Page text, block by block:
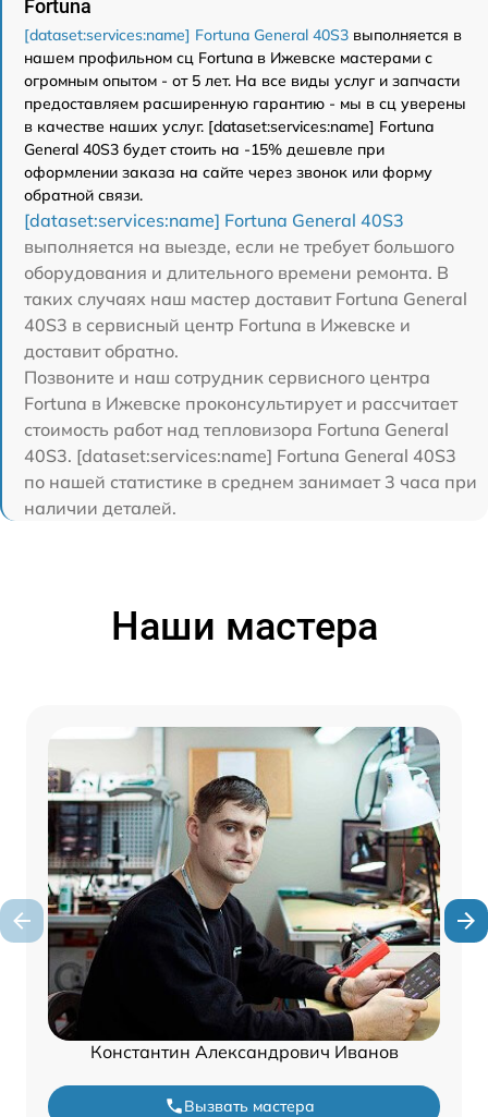
Fortuna
[dataset:services:name] Fortuna General 40S3 выполняется в
нашем профильном сц Fortuna в Ижевске мастерами с
огромным опытом - от 5 лет. На все виды услуг и запчасти
предоставляем расширенную гарантию - мы в сц уверены
в качестве наших услуг. [dataset:services:name] Fortuna
General 40S3 будет стоить на -15% дешевле при
оформлении заказа на сайте через звонок или форму
обратной связи.
[dataset:services:name] Fortuna General 40S3
выполняется на выезде, если не требует большого
оборудования и длительного времени ремонта. В
таких случаях наш мастер доставит Fortuna General
40S3 в сервисный центр Fortuna в Ижевске и
доставит обратно.
Позвоните и наш сотрудник сервисного центра
Fortuna в Ижевске проконсультирует и рассчитает
стоимость работ над тепловизора Fortuna General
40S3. [dataset:services:name] Fortuna General 40S3
по нашей статистике в среднем занимает 3 часа при
наличии деталей.
Наши мастера
Константин Александрович Иванов
Вызвать мастера